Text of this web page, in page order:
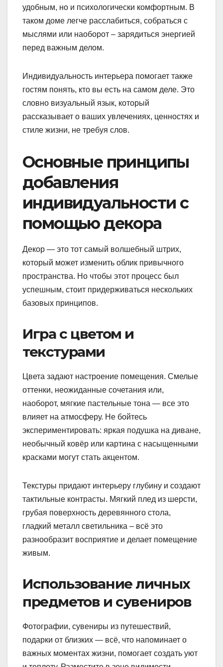
удобным, но и психологически комфортным. В
таком доме легче расслабиться, собраться с
мыслями или наоборот – зарядиться энергией
перед важным делом.
Индивидуальность интерьера помогает также
гостям понять, кто вы есть на самом деле. Это
словно визуальный язык, который
рассказывает о ваших увлечениях, ценностях и
стиле жизни, не требуя слов.
Основные принципы
добавления
индивидуальности с
помощью декора
Декор — это тот самый волшебный штрих,
который может изменить облик привычного
пространства. Но чтобы этот процесс был
успешным, стоит придерживаться нескольких
базовых принципов.
Игра с цветом и
текстурами
Цвета задают настроение помещения. Смелые
оттенки, неожиданные сочетания или,
наоборот, мягкие пастельные тона — все это
влияет на атмосферу. Не бойтесь
экспериментировать: яркая подушка на диване,
необычный ковёр или картина с насыщенными
красками могут стать акцентом.
Текстуры придают интерьеру глубину и создают
тактильные контрасты. Мягкий плед из шерсти,
грубая поверхность деревянного стола,
гладкий металл светильника – всё это
разнообразит восприятие и делает помещение
живым.
Использование личных
предметов и сувениров
Фотографии, сувениры из путешествий,
подарки от близких — всё, что напоминает о
важных моментах жизни, помогает создать уют